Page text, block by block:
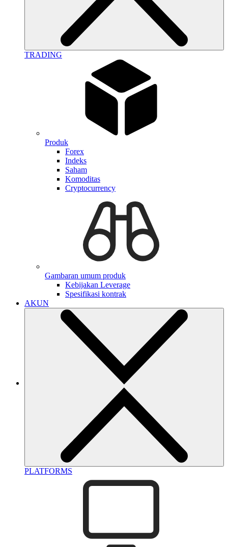
TRADING
Produk
Forex
Indeks
Saham
Komoditas
Cryptocurrency
Gambaran umum produk
Kebijakan Leverage
Spesifikasi kontrak
AKUN
PLATFORMS